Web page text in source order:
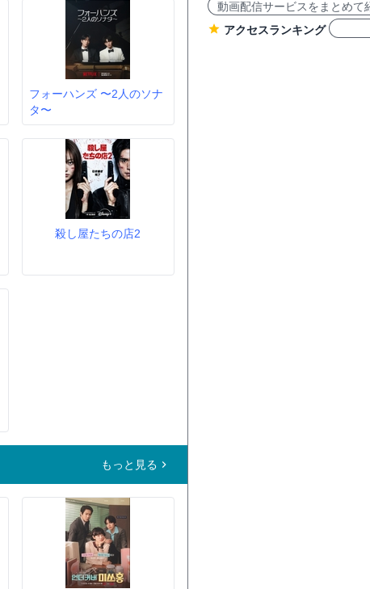
フォーハンズ 〜2人のソナ
タ〜
殺し屋たちの店2
もっと見る
動画配信サービスをまとめて
アクセスランキング
も